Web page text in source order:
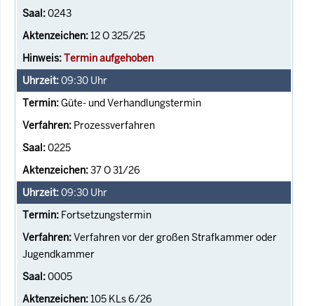
0243
12 O 325/25
Termin aufgehoben
09:30 Uhr
Güte- und Verhandlungstermin
Prozessverfahren
0225
37 O 31/26
09:30 Uhr
Fortsetzungstermin
Verfahren vor der großen Strafkammer oder
Jugendkammer
0005
105 KLs 6/26